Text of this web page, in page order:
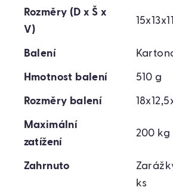
Rozměry (D x Š x
V)
Balení
Hmotnost balení 510 g
Rozměry balení
Maximální
zatížení
200 kg
Zahrnuto
ks